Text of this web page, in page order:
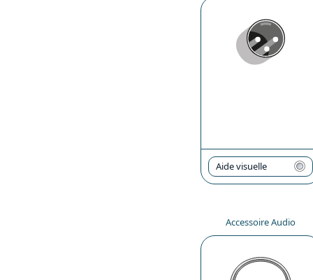
Aide visuelle
Accessoire Audio